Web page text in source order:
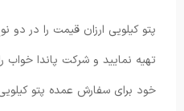
پتو کیلویی ارزان قیمت را در
تهیه نمایید و شرکت پاندا خواب
خود برای سفارش عمده پتو